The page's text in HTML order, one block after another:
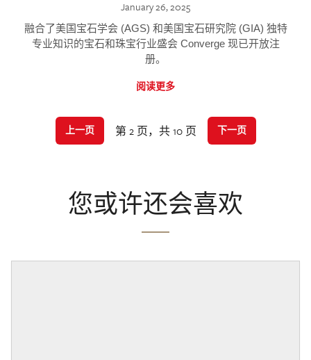
January 26, 2025
融合了美国宝石学会 (AGS) 和美国宝石研究院 (GIA) 独特
专业知识的宝石和珠宝行业盛会 Converge 现已开放注
册。
阅读更多
上一页 第 2 页，共 10 页 下一页
您或许还会喜欢